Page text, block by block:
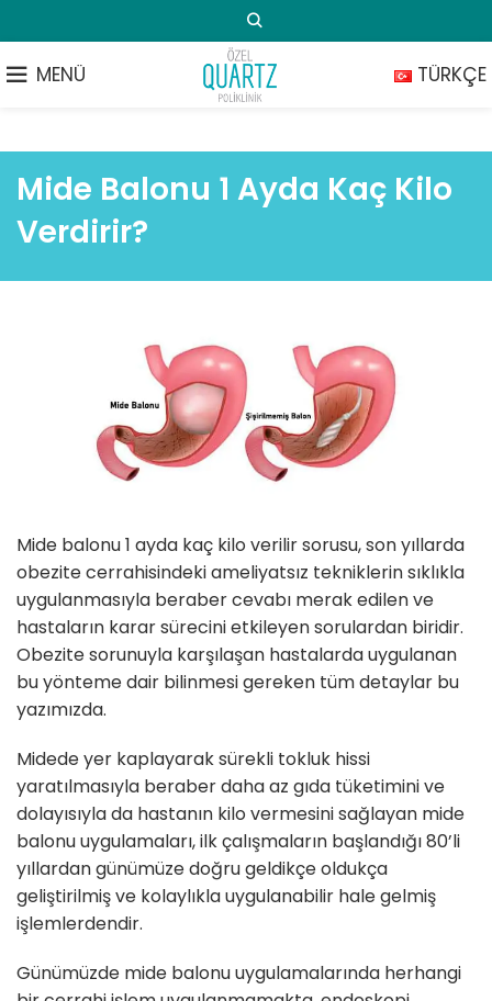
MENÜ TÜRKÇE
Mide Balonu 1 Ayda Kaç Kilo
Verdirir?
Mide balonu 1 ayda kaç kilo verilir sorusu, son yıllarda
obezite cerrahisindeki ameliyatsız tekniklerin sıklıkla
uygulanmasıyla beraber cevabı merak edilen ve
hastaların karar sürecini etkileyen sorulardan biridir.
Obezite sorunuyla karşılaşan hastalarda uygulanan
bu yönteme dair bilinmesi gereken tüm detaylar bu
yazımızda.
Midede yer kaplayarak sürekli tokluk hissi
yaratılmasıyla beraber daha az gıda tüketimini ve
dolayısıyla da hastanın kilo vermesini sağlayan mide
balonu uygulamaları, ilk çalışmaların başlandığı 80’li
yıllardan günümüze doğru geldikçe oldukça
geliştirilmiş ve kolaylıkla uygulanabilir hale gelmiş
işlemlerdendir.
Günümüzde mide balonu uygulamalarında herhangi